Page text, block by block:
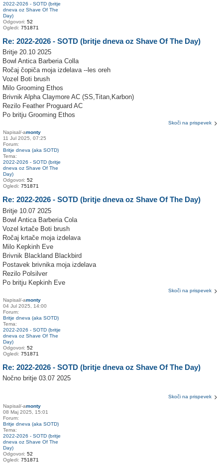
2022-2026 - SOTD (britje
dneva oz Shave Of The
Day)
Odgovori: 52
Ogledi: 751871
Re: 2022-2026 - SOTD (britje dneva oz Shave Of The Day)
Britje 20.10 2025
Bowl Antica Barberia Colla
Ročaj čopiča moja izdelava --les oreh
Vozel Boti brush
Milo Grooming Ethos
Brivnik Alpha Claymore AC (SS,Titan,Karbon)
Rezilo Feather Proguard AC
Po britju Grooming Ethos
Skoči na prispevek
Napisal/-amonty
11 Jul 2025, 07:25
Forum:
Britje dneva (aka SOTD)
Tema:
2022-2026 - SOTD (britje
dneva oz Shave Of The
Day)
Odgovori: 52
Ogledi: 751871
Re: 2022-2026 - SOTD (britje dneva oz Shave Of The Day)
Britje 10.07 2025
Bowl Antica Barberia Cola
Vozel krtače Boti brush
Ročaj krtače moja izdelava
Milo Kepkinh Eve
Brivnik Blackland Blackbird
Postavek brivnika moja izdelava
Rezilo Polsilver
Po britju Kepkinh Eve
Skoči na prispevek
Napisal/-amonty
04 Jul 2025, 14:00
Forum:
Britje dneva (aka SOTD)
Tema:
2022-2026 - SOTD (britje
dneva oz Shave Of The
Day)
Odgovori: 52
Ogledi: 751871
Re: 2022-2026 - SOTD (britje dneva oz Shave Of The Day)
Nočno britje 03.07 2025
Skoči na prispevek
Napisal/-amonty
08 Maj 2025, 15:01
Forum:
Britje dneva (aka SOTD)
Tema:
2022-2026 - SOTD (britje
dneva oz Shave Of The
Day)
Odgovori: 52
Ogledi: 751871